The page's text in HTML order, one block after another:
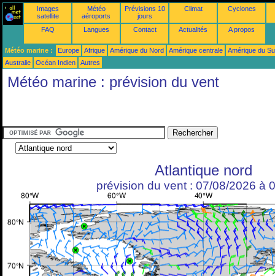
Images
satellite
Météo
aéroports
Prévisions 10
jours
Climat Cyclones
FAQ Langues Contact Actualités A propos
Météo marine : Europe Afrique Amérique du Nord Amérique centrale
Amérique du
Australie
Océan Indien Autres
Météo marine : prévision du vent
Atlantique nord
prévision du vent : 07/08/2026 à